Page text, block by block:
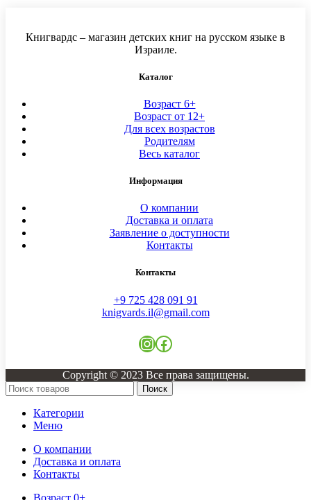
Книгвардс – магазин детских книг на русском языке в
Израиле.
Каталог
Возраст 6+
Возраст от 12+
Для всех возрастов
Родителям
Весь каталог
Информация
О компании
Доставка и оплата
Заявление о доступности
Контакты
Контакты
+9 725 428 091 91
knigvards.il@gmail.com
Instagram
Facebook
Copyright © 2023 Все права защищены.
Поиск
Категории
Меню
О компании
Доставка и оплата
Контакты
Возраст 0+